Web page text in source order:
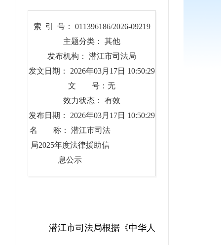
索 引 号： 011396186/2026-09219
主题分类： 其他
发布机构： 潜江市司法局
发文日期： 2026年03月17日 10:50:29
文 号：无
效力状态： 有效
发布日期： 2026年03月17日 10:50:29
名 称： 潜江市司法
局2025年度法律援助信
息公示
潜江市司法局根据《中华人